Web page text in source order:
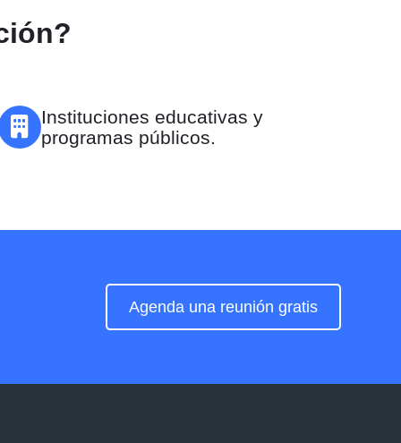
Instituciones educativas y
programas públicos.
Agenda una reunión gratis